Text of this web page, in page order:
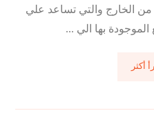
الخارج والتي تساعد علي
بها الي ...
أكثر